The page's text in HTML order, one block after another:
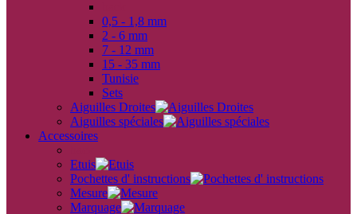
0,5 - 1,8 mm
2 - 6 mm
7 - 12 mm
15 - 35 mm
Tunisie
Sets
Aiguilles Droites
Aiguilles spéciales
Accessoires
Etuis
Pochettes d' instructions
Mesure
Marquage